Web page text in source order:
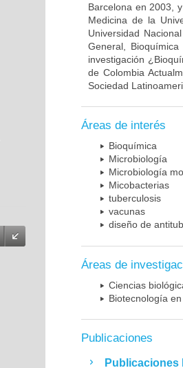
Barcelona en 2003,
Medicina de la
Universidad
General,
investigación
de Colombia
Sociedad
Áreas de interés
Bioquímica
Microbiología
Microbiología
Micobacterias
tuberculosis
vacunas
diseño de
Áreas de
Ciencias
Biotecnología
Publicaciones
Publicaciones